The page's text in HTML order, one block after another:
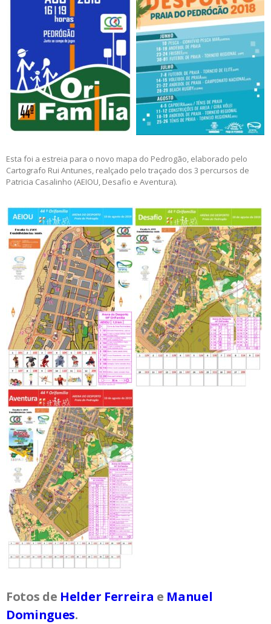
Esta foi a estreia para o novo mapa do Pedrogão, elaborado pelo
Cartografo Rui Antunes, realçado pelo traçado dos 3 percursos de
Patricia Casalinho (AEIOU, Desafio e Aventura).
Fotos de Helder Ferreira e Manuel
Domingues.